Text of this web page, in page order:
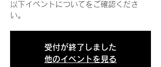
以下イベントについてをご確認くださ
い。
受付が終了しました
他のイベントを見る